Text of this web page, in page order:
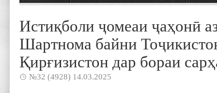
Истиқболи ҷомеаи ҷаҳонӣ
Шартнома байни
Қирғизистон дар бораи
№32 (4928) 14.03.2025